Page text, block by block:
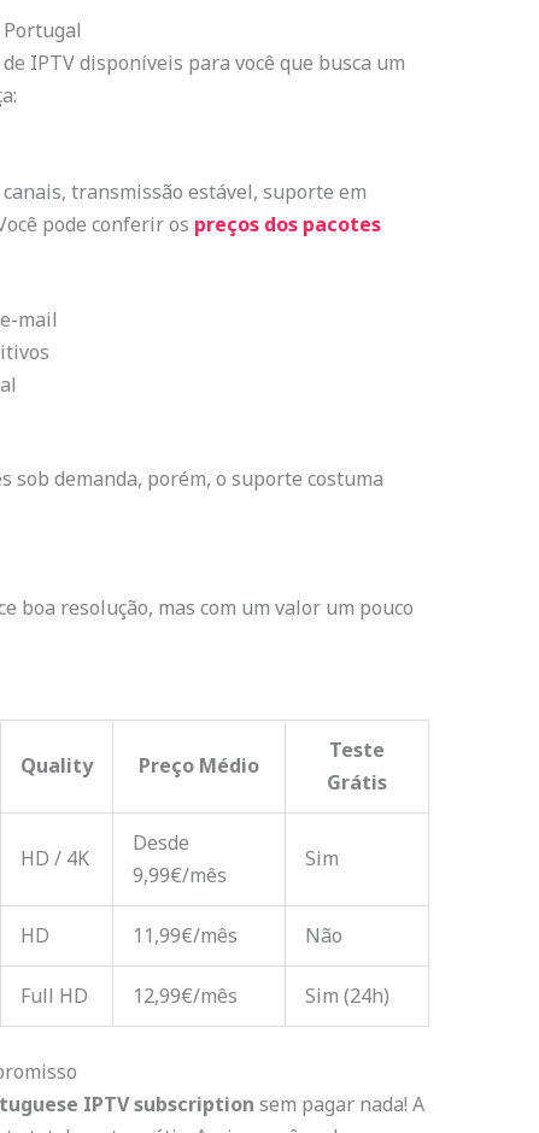
IPTV disponíveis para você que busca um
transmissão estável, suporte em
pode conferir os preços dos pacotes
mail
sob demanda, porém, o suporte costuma
boa resolução, mas com um valor um pouco
Quality Preço Médio
Teste
Grátis
HD / 4K
Desde
9,99€/mês
Sim
HD 11,99€/mês Não
Full HD 12,99€/mês Sim (24h)
IPTV subscription sem pagar nada! A